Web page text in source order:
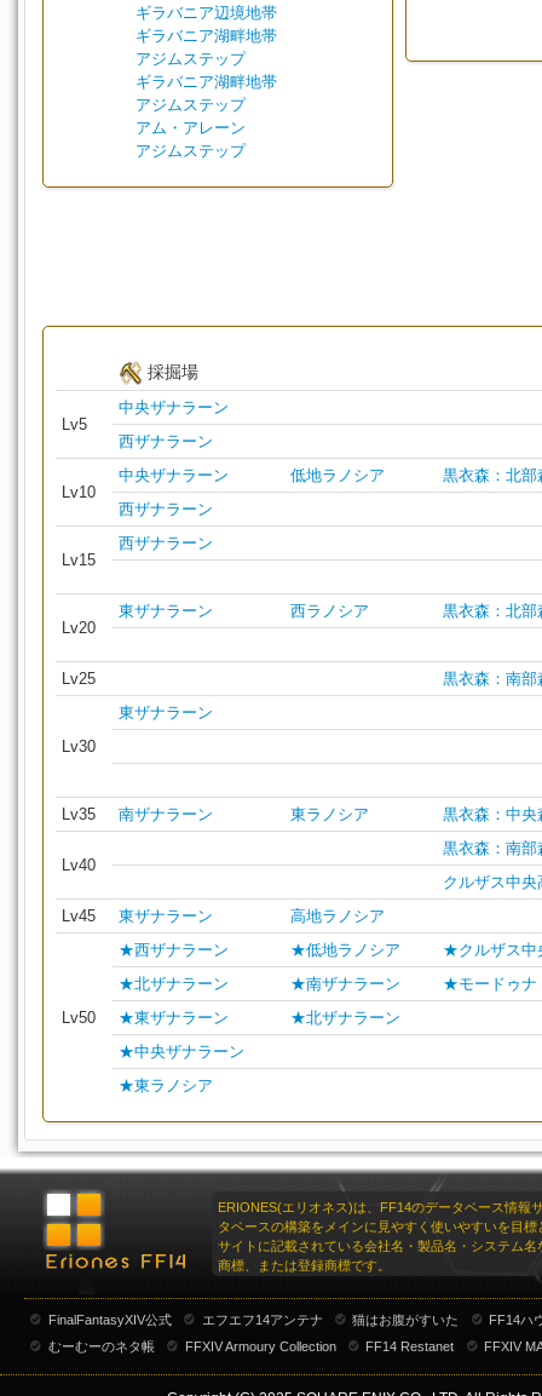
ギラバニア辺境地帯
ギラバニア湖畔地帯
アジムステップ
ギラバニア湖畔地帯
アジムステップ
アム・アレーン
アジムステップ
採掘場
Lv5
中央ザナラーン
西ザナラーン
Lv10
中央ザナラーン 低地ラノシア
黒衣森：北部
西ザナラーン
Lv15
西ザナラーン
Lv20
東ザナラーン 西ラノシア 黒衣森：北部
Lv25 黒衣森：南部
Lv30
東ザナラーン
Lv35 南ザナラーン 東ラノシア 黒衣森：中央
Lv40
黒衣森：南部
クルザス中央
Lv45
東ザナラーン 高地ラノシア
Lv50
★西ザナラーン ★低地ラノシア
★クルザス中
★北ザナラーン
★南ザナラーン
★モードゥナ
★東ザナラーン
★北ザナラーン
★中央ザナラーン
★東ラノシア
ERIONES(エリオネス)は、FF14のデータベース情報
タベースの構築をメインに見やすく使いやすいを目標
サイトに記載されている会社名・製品名・システム名
商標、または登録商標です。
FinalFantasyXIV公式 エフエフ14アンテナ 猫はお腹がすいた
FF14ハ
むーむーのネタ帳
FFXIV Armoury Collection FF14 Restanet FFXIV